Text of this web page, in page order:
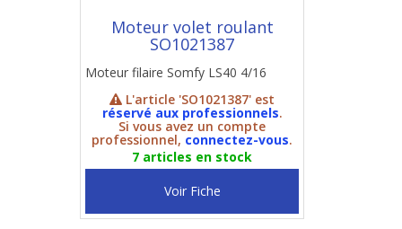
Moteur volet roulant
SO1021387
Moteur filaire Somfy LS40 4/16
L'article 'SO1021387' est
réservé aux professionnels.
Si vous avez un compte
professionnel, connectez-vous.
7 articles en stock
Voir Fiche